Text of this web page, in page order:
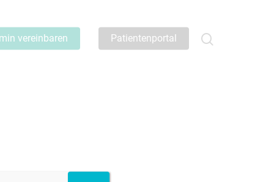
vereinbaren Patientenportal